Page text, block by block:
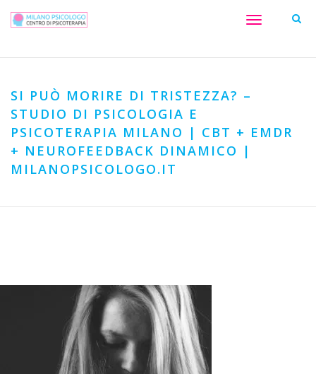
Toggle
SI PUÒ MORIRE DI TRISTEZZA? –
STUDIO DI PSICOLOGIA E
PSICOTERAPIA MILANO | CBT + EMDR
+ NEUROFEEDBACK DINAMICO |
MILANOPSICOLOGO.IT